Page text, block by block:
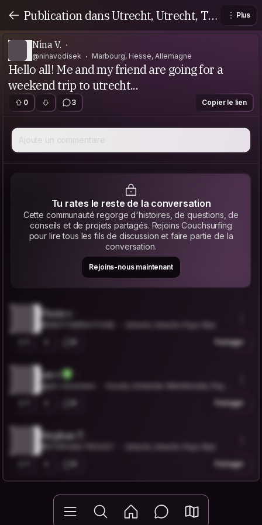
Publication dans Utrecht, Utrecht, Th
e Netherlands
Plus
Nina V.
@ninavodisek Marbourg, Hesse, Allemagne
Hello all! Me and my friend are going for a
weekend trip to utrecht...
0 3 Copier le lien
Ajoute un commentaire
Tu rates le reste de la conversation
Cette communauté regorge d'histoires, de questions, de
conseils et de projets partagés. Rejoins Couchsurfing
pour lire tous les fils de discussion et faire partie de la
conversation.
Rejoins-nous maintenant
Floris v.
Utrecht, Utrecht, Pays-Bas
Partager
jan v.
@jan-vroomans
Gouda, Hollande-Méridionale, Pays-
Bas
Partager
Stephan T.
Utrecht, Utrecht, Pays-Bas
Partager